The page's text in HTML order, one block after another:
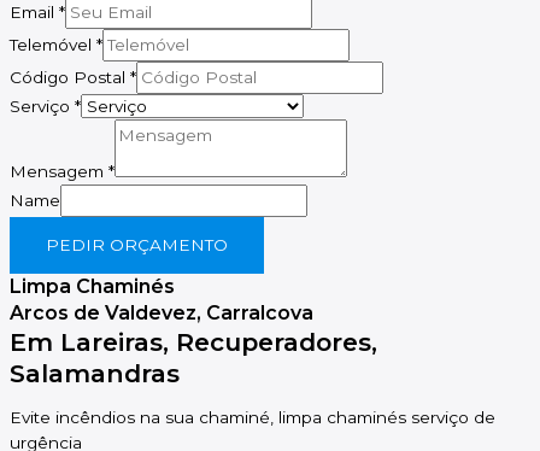
Email *
Telemóvel *
Código Postal *
Serviço *
Mensagem *
Name
PEDIR ORÇAMENTO
Limpa Chaminés
Arcos de Valdevez, Carralcova
Em Lareiras, Recuperadores,
Salamandras
Evite incêndios na sua chaminé, limpa chaminés serviço de
urgência